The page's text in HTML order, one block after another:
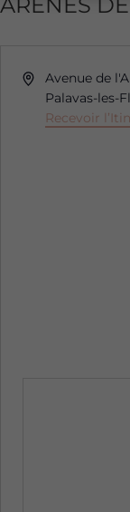
AdresseAvenue de
Palavas-les-
Recevoir